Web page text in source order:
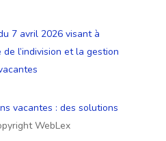
7 avril 2026 visant à
l’indivision et la gestion
vacantes : des solutions
WebLex